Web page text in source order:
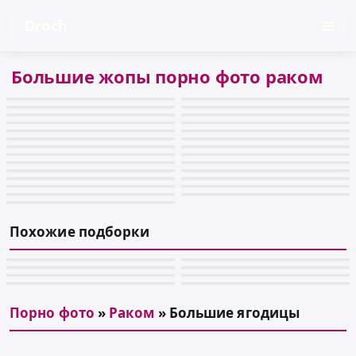
Большие жопы порно фото раком
Похожие подборки
Порно фото » Раком » Большие ягодицы